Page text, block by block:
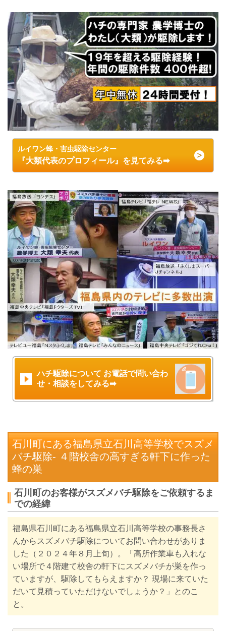
ルイワン蜂・害虫駆除センター
『大類代表のプロフィール』を見てみる➡
ハチ駆除について お電話で問い合わ
せ・相談をしてみる➡
石川町にある福島県立石川高等学校でスズメ
バチ駆除- ４階校舎の高すぎる軒下に作った
蜂の巣
石川町のお客様がスズメバチ駆除をご依頼するま
での経緯
福島県石川町にある福島県立石川高等学校の事務長さ
んからスズメバチ駆除についてお問い合わせがありま
した（２０２４年８月上旬）。「 高所作業車も入れな
い場所で４階建て校舎の軒下にスズメバチが巣を作っ
ていますが、駆除してもらえますか？ 現場に来ていた
だいて見積っていただけないでしょうか？」とのこ
と。